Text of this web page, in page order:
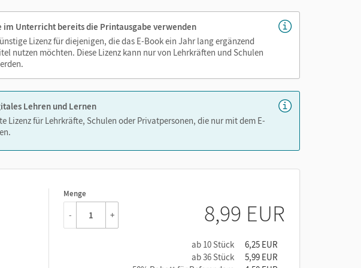
im Unterricht bereits die Printausgabe verwenden
Lizenz für diejenigen, die das E-Book ein Jahr lang ergänzend
nutzen möchten. Diese Lizenz kann nur von Lehrkräften und Schulen
Lehren und Lernen
Lizenz für Lehrkräfte, Schulen oder Privatpersonen, die nur mit dem E-
Menge
1
- + 8,99 EUR
ab 10 Stück
6,25 EUR
ab 36 Stück
5,99 EUR